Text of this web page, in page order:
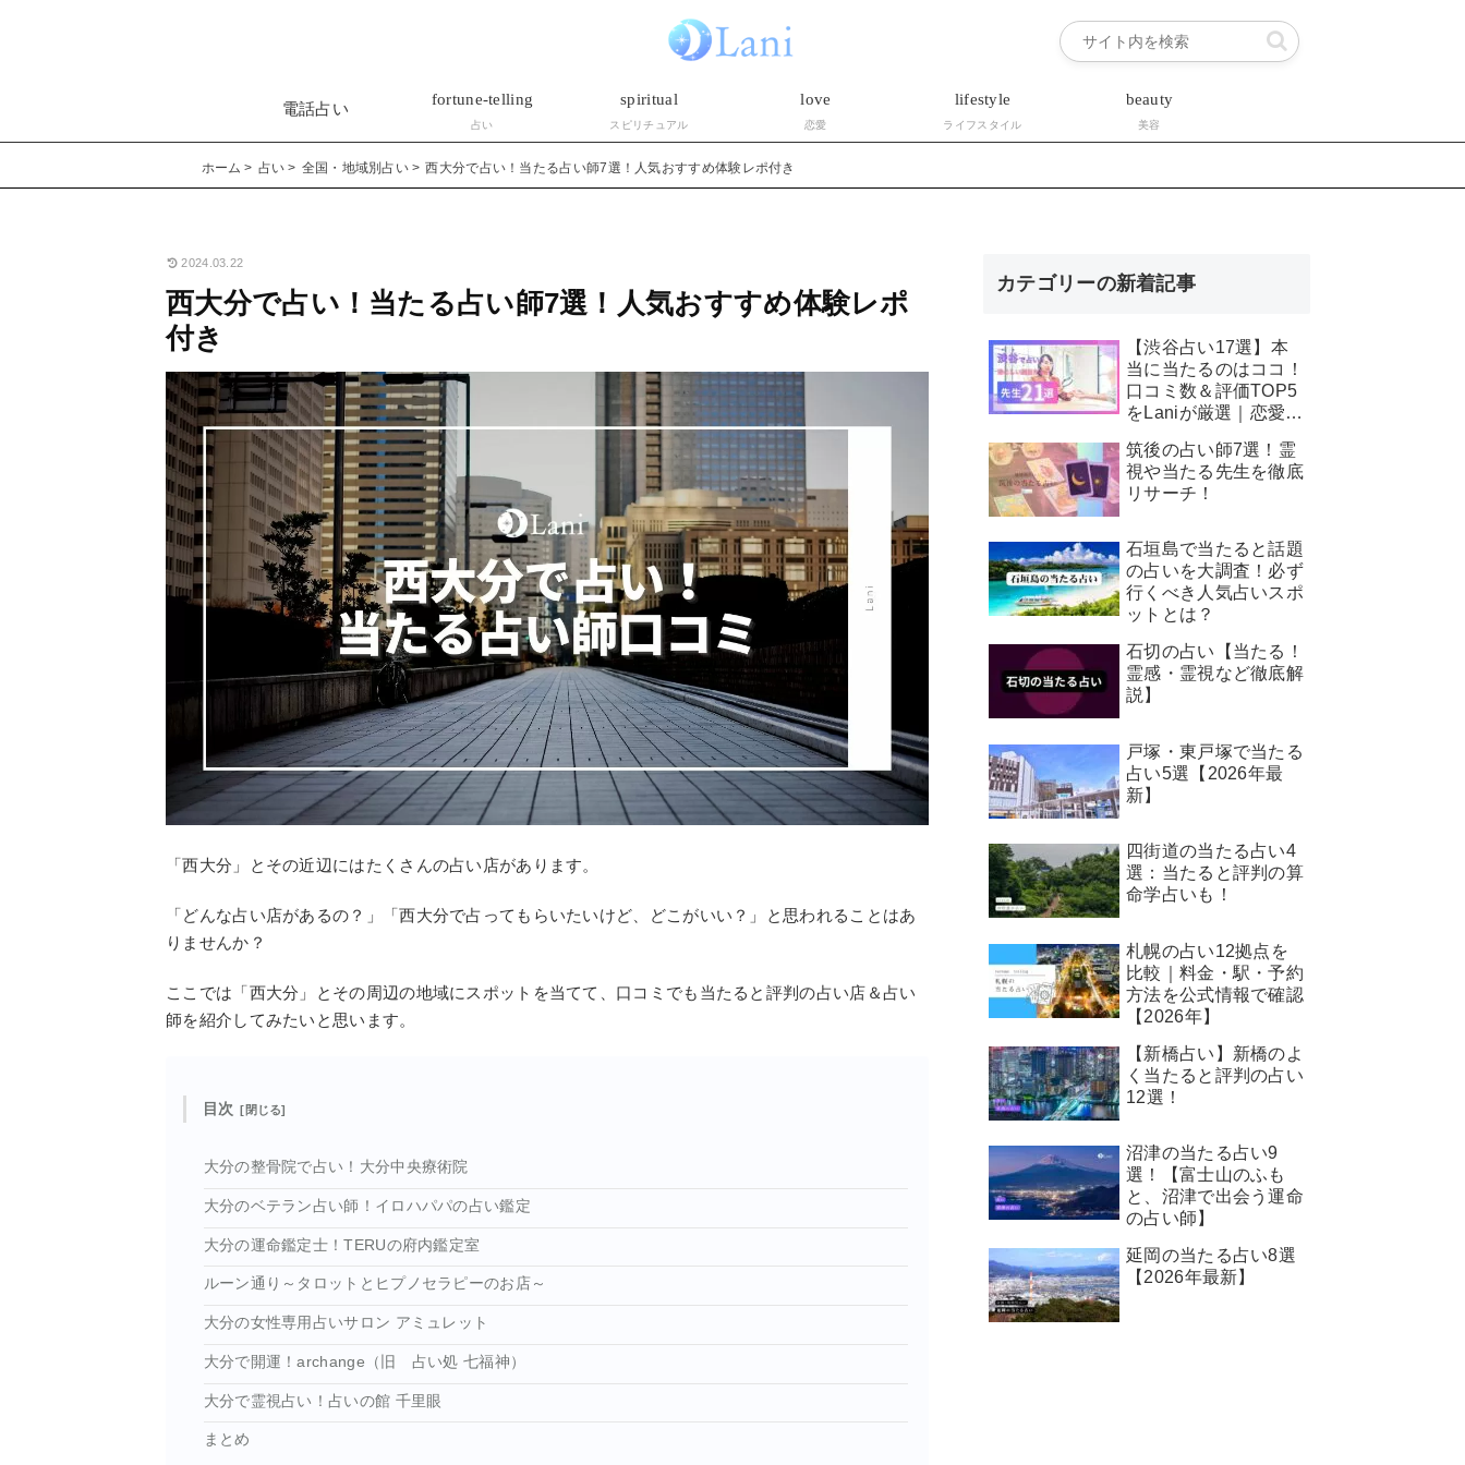
電話占い
fortune-telling
占い
spiritual
スピリチュアル
love
恋愛
lifestyle
ライフスタイル
beauty
美容
ホーム 占い 全国・地域別占い 西大分で占い！当たる占い師7選！人気おすすめ体験レポ付き
2024.03.22
西大分で占い！当たる占い師7選！人気おすすめ体験レポ
付き
「西大分」とその近辺にはたくさんの占い店があります。
「どんな占い店があるの？」「西大分で占ってもらいたいけど、どこがいい？」と思われることはあ
りませんか？
ここでは「西大分」とその周辺の地域にスポットを当てて、口コミでも当たると評判の占い店＆占い
師を紹介してみたいと思います。
目次
大分の整骨院で占い！大分中央療術院
大分のベテラン占い師！イロハパパの占い鑑定
大分の運命鑑定士！TERUの府内鑑定室
ルーン通り～タロットとヒプノセラピーのお店～
大分の女性専用占いサロン アミュレット
大分で開運！archange（旧 占い処 七福神）
大分で霊視占い！占いの館 千里眼
まとめ
カテゴリーの新着記事
【渋谷占い17選】本
当に当たるのはココ！
口コミ数＆評価TOP5
をLaniが厳選｜恋愛・
こもぴ先生が徹底解
説！
筑後の占い師7選！霊
視や当たる先生を徹底
リサーチ！
石垣島で当たると話題
の占いを大調査！必ず
行くべき人気占いスポ
ットとは？
石切の占い【当たる！
霊感・霊視など徹底解
説】
戸塚・東戸塚で当たる
占い5選【2026年最
新】
四街道の当たる占い4
選：当たると評判の算
命学占いも！
札幌の占い12拠点を
比較｜料金・駅・予約
方法を公式情報で確認
【2026年】
【新橋占い】新橋のよ
く当たると評判の占い
12選！
沼津の当たる占い9
選！【富士山のふも
と、沼津で出会う運命
の占い師】
延岡の当たる占い8選
【2026年最新】